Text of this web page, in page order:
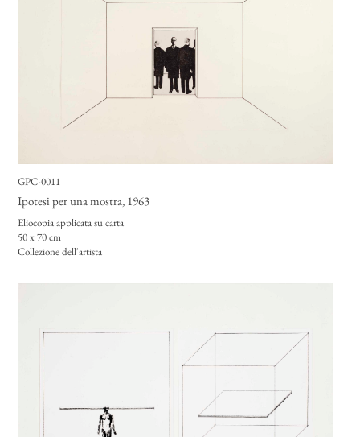
GPC-0011
Ipotesi per una mostra, 1963
Eliocopia applicata su carta
50 x 70 cm
Collezione dell'artista